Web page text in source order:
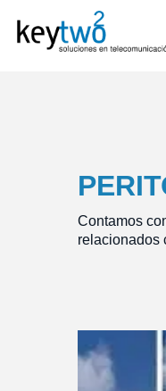
Contamos
relacionados